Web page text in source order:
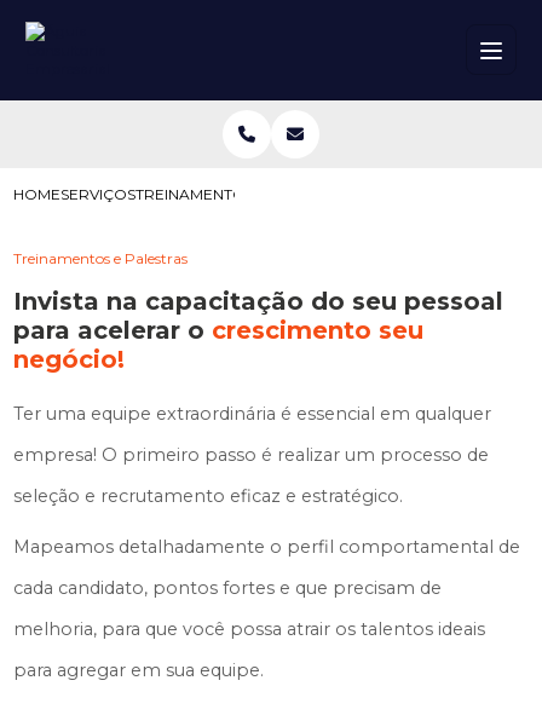
HOMESERVIÇOSTREINAMENTOS E PALESTRAS
Treinamentos e Palestras
Invista na capacitação do seu pessoal
para acelerar o crescimento seu
negócio!
Ter uma equipe extraordinária é essencial em qualquer
empresa! O primeiro passo é realizar um processo de
seleção e recrutamento eficaz e estratégico.
Mapeamos detalhadamente o perfil comportamental de
cada candidato, pontos fortes e que precisam de
melhoria, para que você possa atrair os talentos ideais
para agregar em sua equipe.